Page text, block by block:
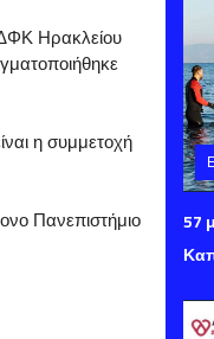
Ηρακλείου
η συμμετοχή
Πανεπιστήμιο
57